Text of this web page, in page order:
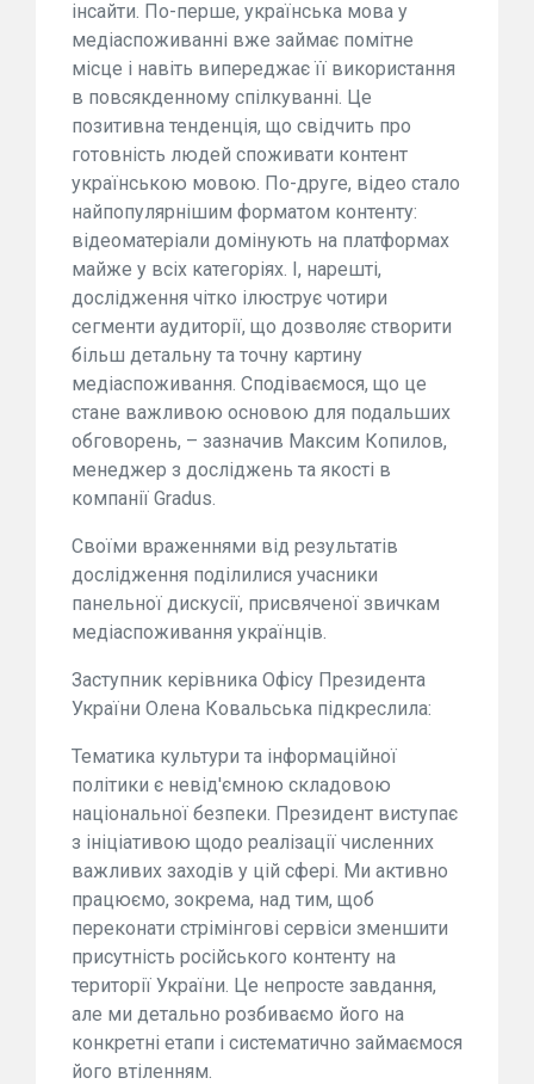
інсайти. По-перше, українська мова у
медіаспоживанні вже займає помітне
місце і навіть випереджає її використання
в повсякденному спілкуванні. Це
позитивна тенденція, що свідчить про
готовність людей споживати контент
українською мовою. По-друге, відео стало
найпопулярнішим форматом контенту:
відеоматеріали домінують на платформах
майже у всіх категоріях. І, нарешті,
дослідження чітко ілюструє чотири
сегменти аудиторії, що дозволяє створити
більш детальну та точну картину
медіаспоживання. Сподіваємося, що це
стане важливою основою для подальших
обговорень, – зазначив Максим Копилов,
менеджер з досліджень та якості в
компанії Gradus.
Своїми враженнями від результатів
дослідження поділилися учасники
панельної дискусії, присвяченої звичкам
медіаспоживання українців.
Заступник керівника Офісу Президента
України Олена Ковальська підкреслила:
Тематика культури та інформаційної
політики є невід'ємною складовою
національної безпеки. Президент виступає
з ініціативою щодо реалізації численних
важливих заходів у цій сфері. Ми активно
працюємо, зокрема, над тим, щоб
переконати стрімінгові сервіси зменшити
присутність російського контенту на
території України. Це непросте завдання,
але ми детально розбиваємо його на
конкретні етапи і систематично займаємося
його втіленням.